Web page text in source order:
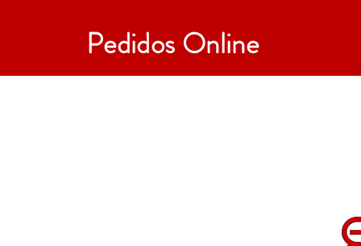
Pedidos Online